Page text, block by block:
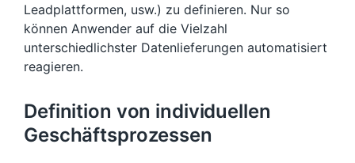
Leadplattformen, usw.) zu definieren. Nur so
können Anwender auf die Vielzahl
unterschiedlichster Datenlieferungen automatisiert
reagieren.
Definition von individuellen
Geschäftsprozessen